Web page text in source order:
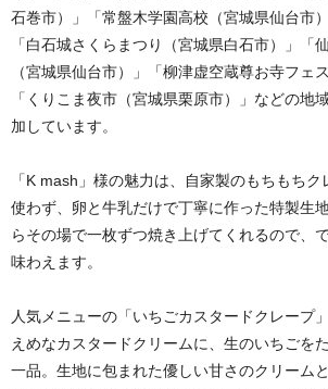
石巻市）」「常盤木学園高校（宮城県仙台市
「白石城さくらまつり（宮城県白石市）」「
（宮城県仙台市）」「柳津虚空蔵尊お寺フェ
「くりこま夜市（宮城県栗原市）」などの地
加しています。
「K mash」様の魅力は、自家製のもちもち
使わず、卵と牛乳だけで丁寧に作った特製生
らその場で一枚ずつ焼き上げてくれるので、
味わえます。
人気メニューの「いちごカスタードクレープ
えめなカスタードクリームに、生のいちごを
一品。生地に包まれた優しい甘さのクリーム